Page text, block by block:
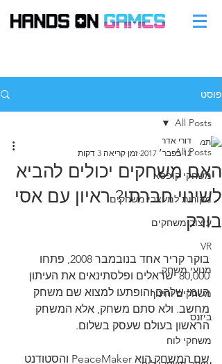
פוסט
All Posts
משחקי קופסא
מקורות למעצבי משחקים
עיצוב משחקים
VR
מנועי משחק
משחקים וחינוך
ביזנס
משחקי לוח
All Posts
האם משחקים יכולים להביא
לשינוי חברתי? ראיון עם אסי
בורק
דורי אדר
12 בפבר׳ 2017
זמן קריאה 3 דקות
בוקר קריר אחד בנובמבר 2008, פתחו
80,000 ישראלים ופלסתינאים את העיתון
היומי שלהם והופתעו למצוא שם משחק
מחשב. ולא סתם משחק, אלא המשחק
הראשון בעולם שעסק בשלום.
שם המשחק הוא PeaceMaker והסטודנט